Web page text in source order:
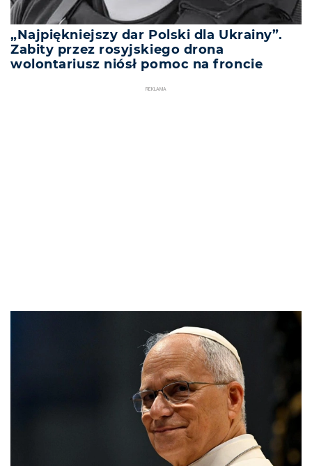
„Najpiękniejszy dar Polski dla Ukrainy”.
Zabity przez rosyjskiego drona
wolontariusz niósł pomoc na froncie
REKLAMA